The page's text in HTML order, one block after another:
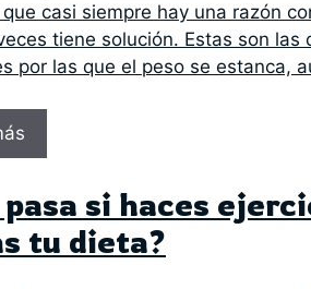
casi siempre hay una razón
tiene solución. Estas son las
por las que el peso se estanca,
pasa si haces
tu dieta?